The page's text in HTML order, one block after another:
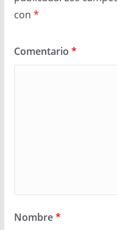
con *
Comentario *
Nombre*